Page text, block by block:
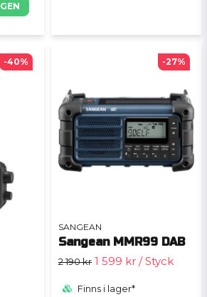
-40%
SANGEAN
Sangean MMR99 DAB
2 190 kr 1 599 kr / Styck
Finns i lager*
-27%